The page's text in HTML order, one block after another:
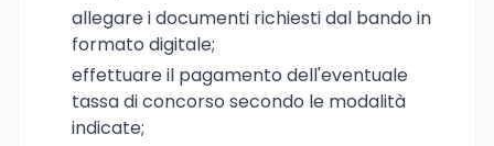
allegare i documenti richiesti dal bando in
formato digitale;
effettuare il pagamento dell'eventuale
tassa di concorso secondo le modalità
indicate;